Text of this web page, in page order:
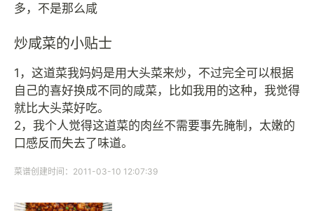
多，不是那么咸
炒咸菜的小贴士
1，这道菜我妈妈是用大头菜来炒，不过完全可以根据
自己的喜好换成不同的咸菜，比如我用的这种，我觉得
就比大头菜好吃。
2，我个人觉得这道菜的肉丝不需要事先腌制，太嫩的
口感反而失去了味道。
菜谱创建时间：2011-03-10 12:07:39